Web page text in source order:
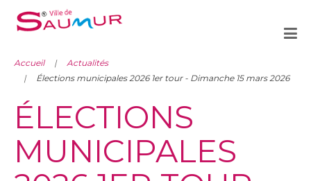
Accueil
Actualités
Élections municipales 2026 1er tour - Dimanche 15 mars 2026
ÉLECTIONS
MUNICIPALES